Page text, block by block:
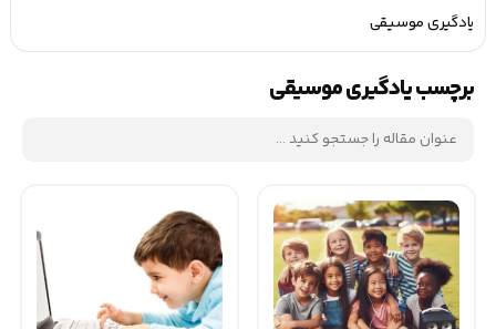
یادگیری موسیقی
برچسب یادگیری موسیقی